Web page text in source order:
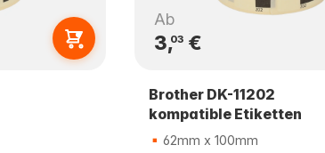
Ab
3,03 €
Brother DK-11202
kompatible Etiketten
62mm x 100mm